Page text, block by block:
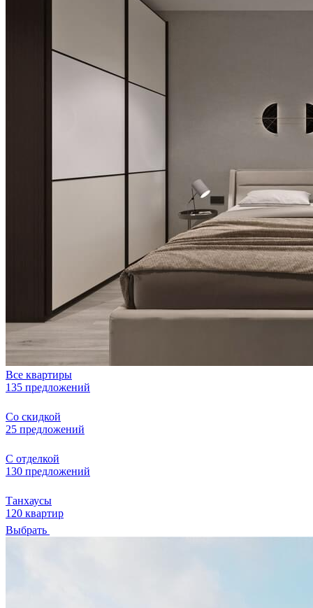
Все квартиры
135 предложений
Со скидкой
25 предложений
С отделкой
130 предложений
Танхаусы
120 квартир
Выбрать